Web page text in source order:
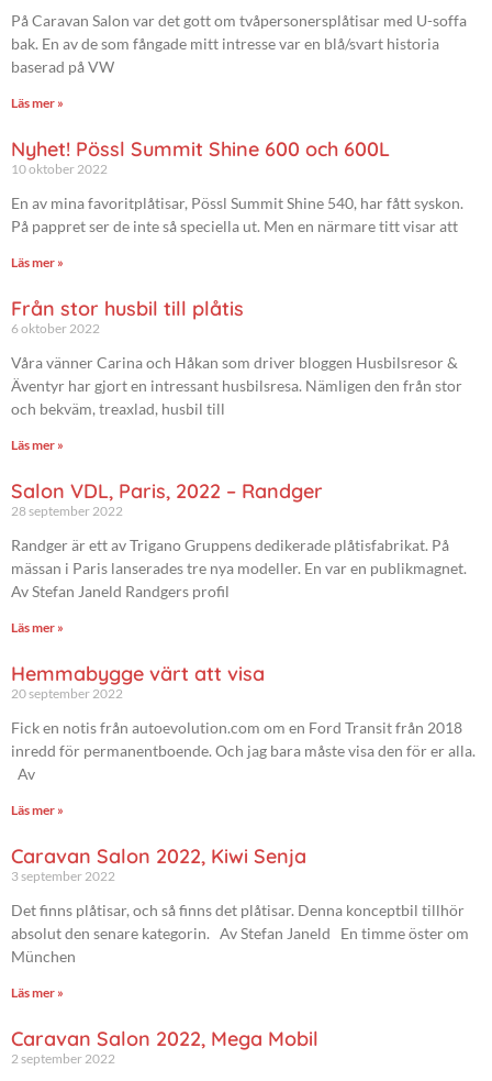
På Caravan Salon var det gott om tvåpersonersplåtisar med U-soffa
bak. En av de som fångade mitt intresse var en blå/svart historia
baserad på VW
Läs mer »
Nyhet! Pössl Summit Shine 600 och 600L
10 oktober 2022
En av mina favoritplåtisar, Pössl Summit Shine 540, har fått syskon.
På pappret ser de inte så speciella ut. Men en närmare titt visar att
Läs mer »
Från stor husbil till plåtis
6 oktober 2022
Våra vänner Carina och Håkan som driver bloggen Husbilsresor &
Äventyr har gjort en intressant husbilsresa. Nämligen den från stor
och bekväm, treaxlad, husbil till
Läs mer »
Salon VDL, Paris, 2022 – Randger
28 september 2022
Randger är ett av Trigano Gruppens dedikerade plåtisfabrikat. På
mässan i Paris lanserades tre nya modeller. En var en publikmagnet.
Av Stefan Janeld Randgers profil
Läs mer »
Hemmabygge värt att visa
20 september 2022
Fick en notis från autoevolution.com om en Ford Transit från 2018
inredd för permanentboende. Och jag bara måste visa den för er alla.
Av
Läs mer »
Caravan Salon 2022, Kiwi Senja
3 september 2022
Det finns plåtisar, och så finns det plåtisar. Denna konceptbil tillhör
absolut den senare kategorin. Av Stefan Janeld En timme öster om
München
Läs mer »
Caravan Salon 2022, Mega Mobil
2 september 2022